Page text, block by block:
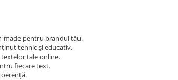
made pentru brandul tău.
tehnic și educativ.
tale online.
fiecare text.